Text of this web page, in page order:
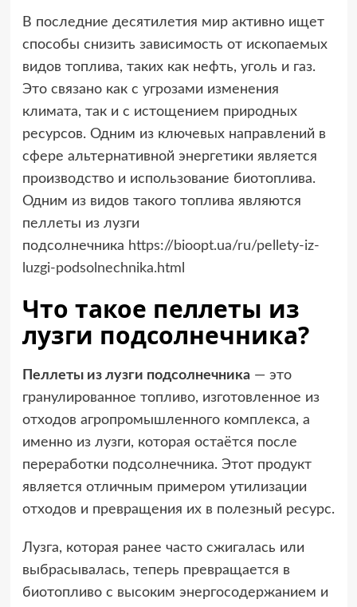
В последние десятилетия мир активно ищет
способы снизить зависимость от ископаемых
видов топлива, таких как нефть, уголь и газ.
Это связано как с угрозами изменения
климата, так и с истощением природных
ресурсов. Одним из ключевых направлений в
сфере альтернативной энергетики является
производство и использование биотоплива.
Одним из видов такого топлива являются
пеллеты из лузги
подсолнечника https://bioopt.ua/ru/pellety-iz-
luzgi-podsolnechnika.html
Что такое пеллеты из
лузги подсолнечника?
Пеллеты из лузги подсолнечника— это
гранулированное топливо, изготовленное из
отходов агропромышленного комплекса, а
именно из лузги, которая остаётся после
переработки подсолнечника. Этот продукт
является отличным примером утилизации
отходов и превращения их в полезный ресурс.
Лузга, которая ранее часто сжигалась или
выбрасывалась, теперь превращается в
биотопливо с высоким энергосодержанием и